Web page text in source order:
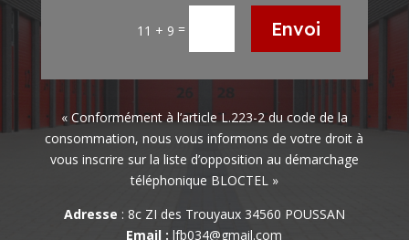
11 + 9 = Envoi
« Conformément à l’article L.223-2 du code de la
consommation, nous vous informons de votre droit à
vous inscrire sur la liste d’opposition au démarchage
téléphonique BLOCTEL »
Adresse : 8c ZI des Trouyaux 34560 POUSSAN
Email :lfb034@gmail.com